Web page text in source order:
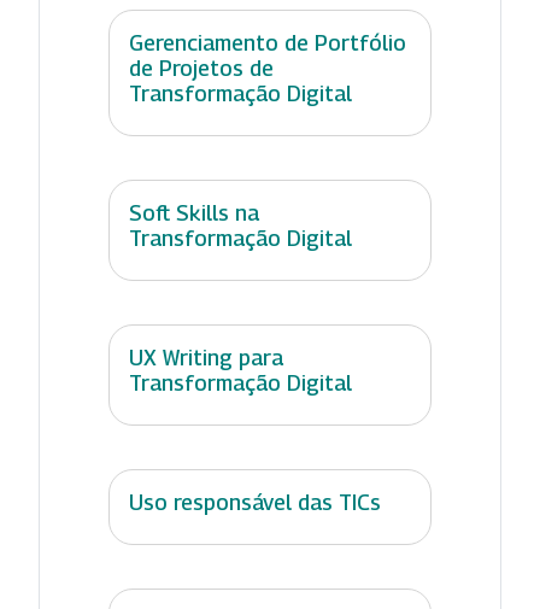
Gerenciamento de Portfólio
de Projetos de
Transformação Digital
Soft Skills na
Transformação Digital
UX Writing para
Transformação Digital
Uso responsável das TICs